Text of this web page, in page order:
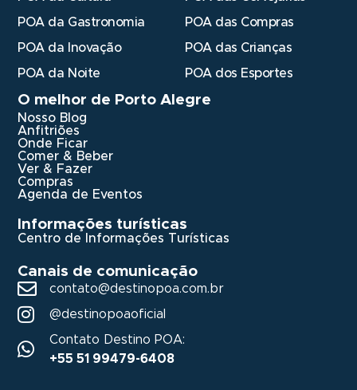
POA da Gastronomia
POA da Inovação
POA da Noite
POA das Compras
POA das Crianças
POA dos Esportes
O melhor de Porto Alegre
Nosso Blog
Anfitriões
Onde Ficar
Comer & Beber
Ver & Fazer
Compras
Agenda de Eventos
Informações turísticas
Centro de Informações Turísticas
Canais de comunicação
contato@destinopoa.com.br
@destinopoaoficial
Contato Destino POA:
+55 51 99479-6408